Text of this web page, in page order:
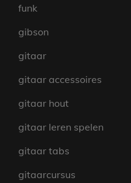
funk
gibson
gitaar
gitaar accessoires
gitaar hout
gitaar leren spelen
gitaar tabs
gitaarcursus